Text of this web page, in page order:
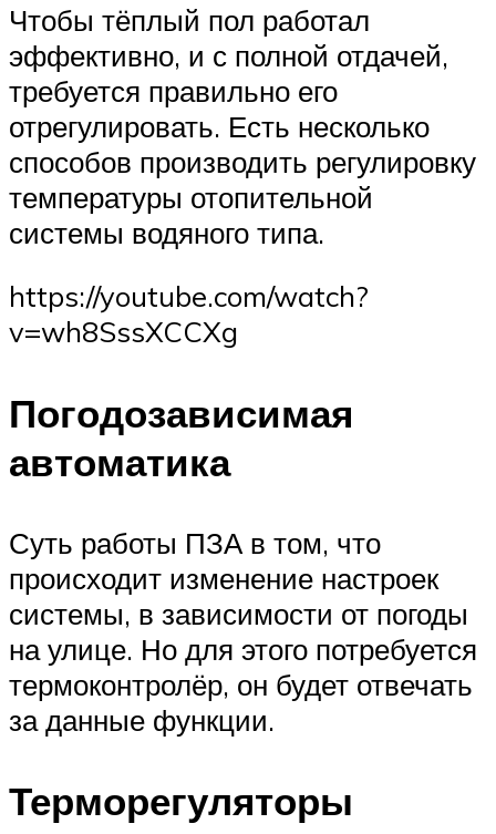
Чтобы тёплый пол работал
эффективно, и с полной отдачей,
требуется правильно его
отрегулировать. Есть несколько
способов производить регулировку
температуры отопительной
системы водяного типа.
https://youtube.com/watch?
v=wh8SssXCCXg
Погодозависимая
автоматика
Суть работы ПЗА в том, что
происходит изменение настроек
системы, в зависимости от погоды
на улице. Но для этого потребуется
термоконтролёр, он будет отвечать
за данные функции.
Терморегуляторы